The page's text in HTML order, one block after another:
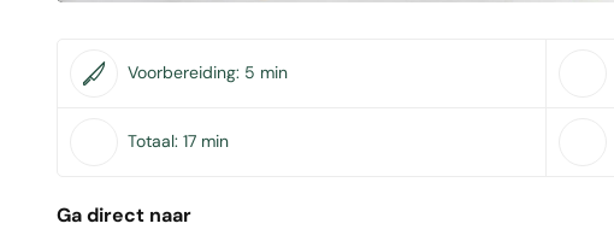
Voorbereiding: 5 min
Totaal: 17 min
Ga direct naar